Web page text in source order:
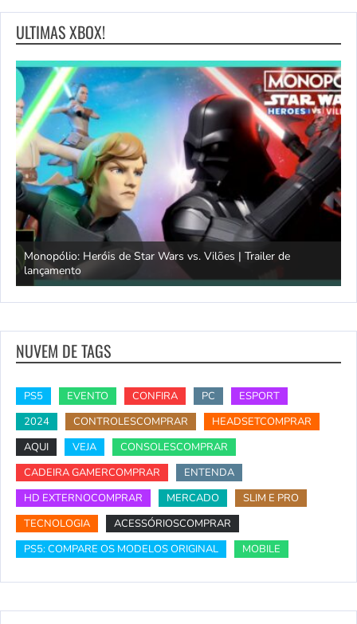
ULTIMAS XBOX!
Monopólio: Heróis de Star Wars vs. Vilões | Trailer de
lançamento
NUVEM DE TAGS
PS5 EVENTO CONFIRA PC
ESPORT
2024
CONTROLESCOMPRAR
HEADSETCOMPRAR
AQUI
VEJA
CONSOLESCOMPRAR
CADEIRA GAMERCOMPRAR
ENTENDA
HD EXTERNOCOMPRAR
MERCADO
SLIM E PRO
TECNOLOGIA
ACESSÓRIOSCOMPRAR
PS5: COMPARE OS MODELOS ORIGINAL
MOBILE